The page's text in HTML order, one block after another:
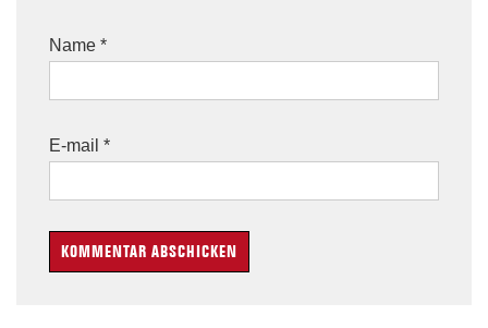
Name *
E-mail *